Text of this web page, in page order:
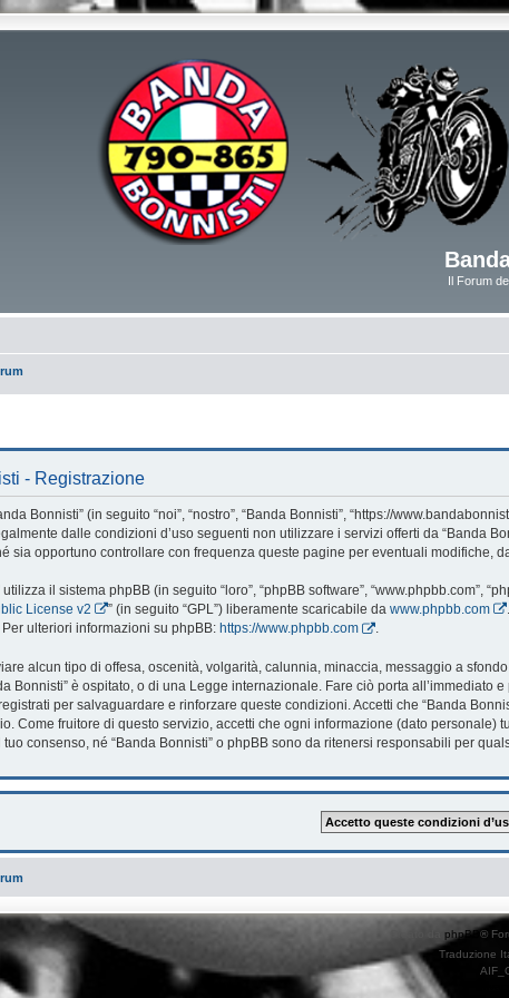
Il Forum
- Registrazione
Bonnisti” (in seguito “noi”, “nostro”, “Banda Bonnisti”, “https://
dalle condizioni d’uso seguenti non utilizzare i servizi offerti da “Banda
sia opportuno controllare con frequenza queste pagine per eventuali modifiche,
utilizza il sistema phpBB (in seguito “loro”, “phpBB software”, “www.phpbb.com”,
License v2
” (in seguito “GPL”) liberamente scaricabile da www.phpbb.com
ulteriori informazioni su phpBB: https://www.phpbb.com .
alcun tipo di offesa, oscenità, volgarità, calunnia, minaccia, messaggio a
Bonnisti” è ospitato, o di una Legge internazionale. Fare ciò porta
per salvaguardare e rinforzare queste condizioni. Accetti che “Banda
Come fruitore di questo servizio, accetti che ogni informazione (dato
consenso, né “Banda Bonnisti” o phpBB sono da ritenersi responsabili per
phpBB®
Traduzione